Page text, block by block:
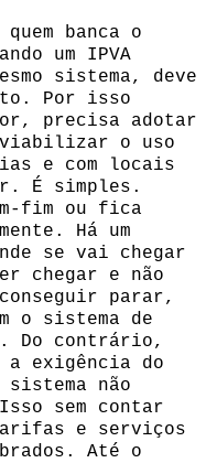
banca o
um IPVA
sistema, deve
Por isso
precisa adotar
o uso
e com locais
É simples.
fim ou fica
Há um
se vai chegar
chegar e não
parar,
o sistema de
Do contrário,
exigência do
sistema não
sem contar
e serviços
Até o